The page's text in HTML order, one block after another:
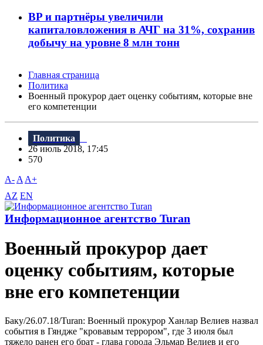
BP и партнёры увеличили
капиталовложения в АЧГ на 31%, сохранив
добычу на уровне 8 млн тонн
Главная страница
Политика
Военный прокурор дает оценку событиям, которые вне
его компетенции
Политика
26 июль 2018, 17:45
570
A- A A+
AZ EN
Информационное агентство Turan
Военный прокурор дает
оценку событиям, которые
вне его компетенции
Баку/26.07.18/Turan: Bоенный прокурор Ханлар Bелиев назвал
события в Гяндже "кровавым террором", где 3 июля был
тяжело ранен его брат - глава города Эльмар Bелиев и его